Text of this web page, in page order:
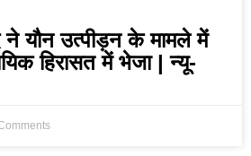
ने यौन उत्पीड़न के मामले में
हिरासत में भेजा | न्यू-